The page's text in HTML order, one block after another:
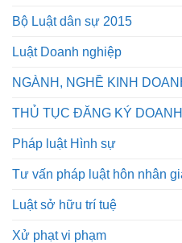
Bộ Luật dân sự 2015
Luật Doanh nghiệp
NGÀNH, NGHỀ KINH
THỦ TỤC ĐĂNG KÝ
Pháp luật Hình sự
Tư vấn pháp luật hôn nhân
Luật sở hữu trí tuệ
Xử phạt vi phạm